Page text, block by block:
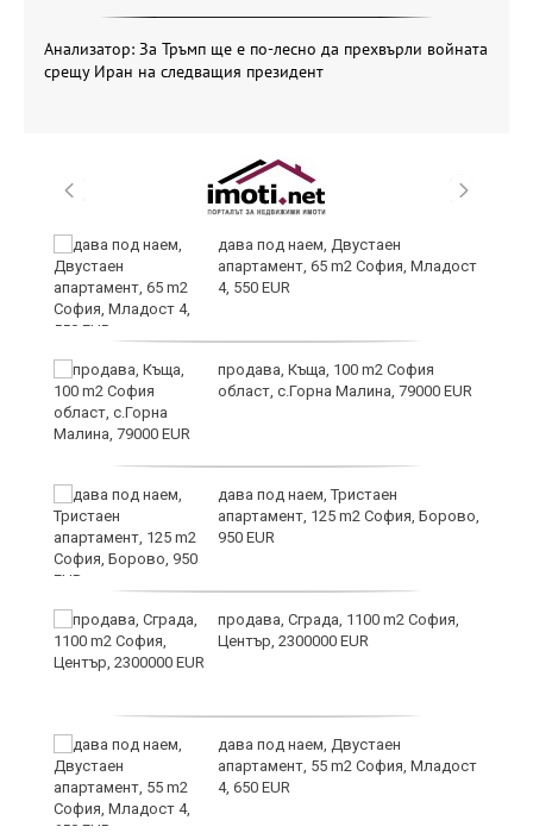
Анализатор: За Тръмп ще е по-лесно да прехвърли войната
срещу Иран на следващия президент
дава под наем, Двустаен
апартамент, 65 m2 София, Младост
4, 550 EUR
продава, Къща, 100 m2 София
област, с.Горна Малина, 79000 EUR
дава под наем, Тристаен
апартамент, 125 m2 София, Борово,
950 EUR
продава, Сграда, 1100 m2 София,
Център, 2300000 EUR
дава под наем, Двустаен
апартамент, 55 m2 София, Младост
4, 650 EUR